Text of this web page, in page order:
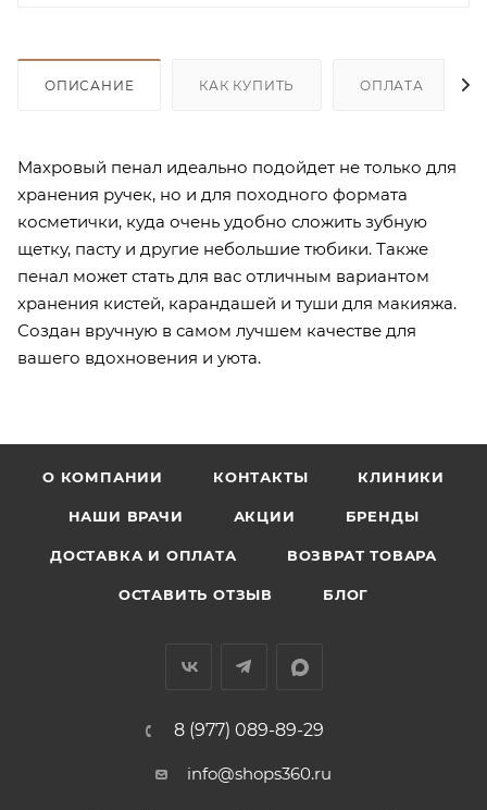
ОПИСАНИЕ КАК КУПИТЬ ОПЛАТА
Махровый пенал идеально подойдет не только для
хранения ручек, но и для походного формата
косметички, куда очень удобно сложить зубную
щетку, пасту и другие небольшие тюбики. Также
пенал может стать для вас отличным вариантом
хранения кистей, карандашей и туши для макияжа.
Создан вручную в самом лучшем качестве для
вашего вдохновения и уюта.
О КОМПАНИИ КОНТАКТЫ КЛИНИКИ
НАШИ ВРАЧИ АКЦИИ БРЕНДЫ
ДОСТАВКА И ОПЛАТА ВОЗВРАТ ТОВАРА
ОСТАВИТЬ ОТЗЫВ БЛОГ
8 (977) 089-89-29
info@shops360.ru